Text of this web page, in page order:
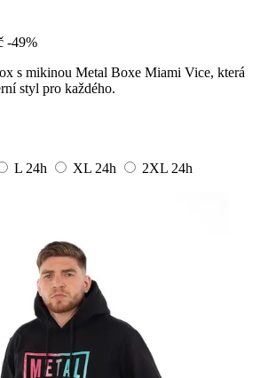
-49%
s mikinou Metal Boxe Miami Vice, která
styl pro každého.
L 24h XL 24h 2XL 24h